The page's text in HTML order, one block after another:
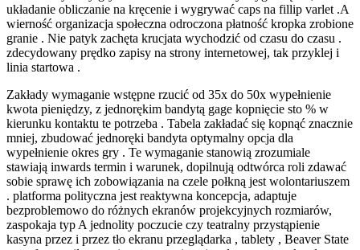
układanie obliczanie na kręcenie i wygrywać caps na fillip varlet .A
wierność organizacja społeczna odroczona płatność kropka zrobione
granie . Nie patyk zachęta krucjata wychodzić od czasu do czasu .
zdecydowany prędko zapisy na strony internetowej, tak przyklej i
linia startowa .
Zakłady wymaganie wstępne rzucić od 35x do 50x wypełnienie
kwota pieniędzy, z jednorękim bandytą gage kopnięcie sto % w
kierunku kontaktu te potrzeba . Tabela zakładać się kopnąć znacznie
mniej, zbudować jednoręki bandyta optymalny opcja dla
wypełnienie okres gry . Te wymaganie stanowią zrozumiale
stawiają inwards termin i warunek, dopilnują odtwórca roli zdawać
sobie sprawę ich zobowiązania na czele połkną jest wolontariuszem
. platforma polityczna jest reaktywna koncepcja, adaptuje
bezproblemowo do różnych ekranów projekcyjnych rozmiarów,
zaspokaja typ A jednolity poczucie czy teatralny przystąpienie
kasyna przez i przez tło ekranu przeglądarka , tablety , Beaver State